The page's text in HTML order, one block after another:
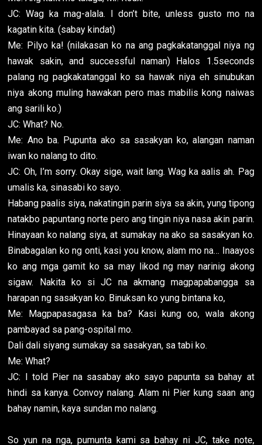
JC: Wag ka mag-alala. I don’t bite, unless gusto mo na
kagatin kita. (sabay kindat)
Me: Pilyo ka! (nilakasan ko na ang pagkakatanggal niya ng
hawak sakin, and successful naman) Halos 1.5seconds
palang ng pagkakatanggal ko sa hawak niya eh sinubukan
niya akong muling hawakan pero mas mabilis kong naiwas
ang sarili ko.)
JC: What? No.
Me: Ano ba. Pupunta ako sa sasakyan ko, alangan naman
iwan ko nalang to dito.
JC: Oh, I’m sorry. Okay sige, wait lang. Wag ka aalis ah. Pag
umalis ka, sinasabi ko sayo.
Habang paalis siya, nakatingin parin siya sa akin, yung tipong
natakbo papuntang norte pero ang tingin niya nasa akin parin.
Hinayaan ko nalang siya, at sumakay na ako sa sasakyan ko.
Binabagalan ko ng onti, kasi you know, alam mo na… Inaayos
ko ang mga gamit ko sa may likod ng may narinig akong
sigaw. Nakita ko si JC na akmang magpapabangga sa
harapan ng sasakyan ko. Binuksan ko yung bintana ko,
Me: Magpapasagasa ka ba? Kasi kung oo, wala akong
pambayad sa pang-ospital mo.
Dali dali siyang sumakay sa sasakyan, sa tabi ko.
Me: What?
JC: I told Pier na sasabay ako sayo papunta sa bahay at
hindi sa kanya. Convoy nalang. Alam ni Pier kung saan ang
bahay namin, kaya sundan mo nalang.
So yun na nga, pumunta kami sa bahay ni JC, take note,